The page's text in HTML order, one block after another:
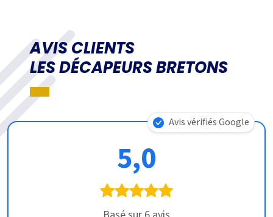
AVIS CLIENTS
LES DÉCAPEURS BRETONS
Avis vérifiés Google
5,0